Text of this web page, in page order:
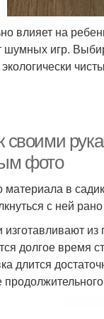
влияет на
шумных игр.
своими
фото
материала в
с ней
изготавливают
долгое время
длится